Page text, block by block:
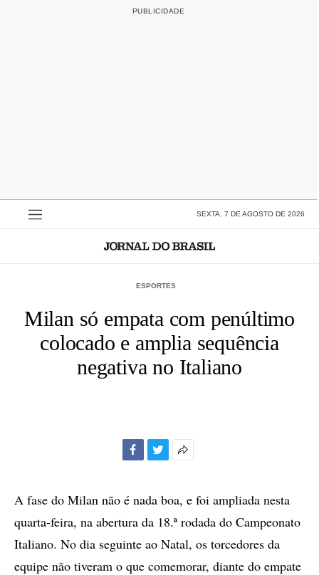
SEXTA, 7 DE AGOSTO DE 2026
ESPORTES
Milan só empata com penúltimo
colocado e amplia sequência
negativa no Italiano
compartilhamento
A fase do Milan não é nada boa, e foi ampliada nesta
quarta-feira, na abertura da 18.ª rodada do Campeonato
Italiano. No dia seguinte ao Natal, os torcedores da
equipe não tiveram o que comemorar, diante do empate